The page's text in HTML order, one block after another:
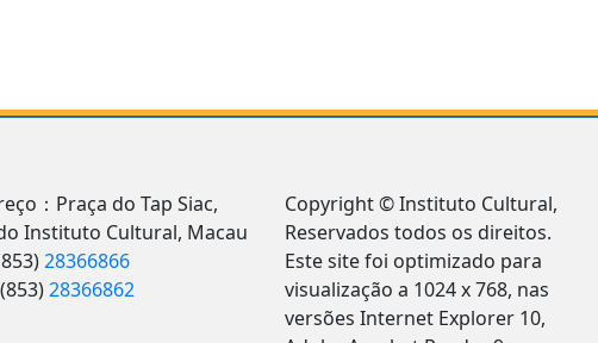
：Praça do Tap Siac,
Instituto Cultural, Macau
28366866
28366862
Copyright © Instituto Cultural,
Reservados todos os direitos.
Este site foi optimizado para
visualização a 1024 x 768, nas
versões Internet Explorer 10,